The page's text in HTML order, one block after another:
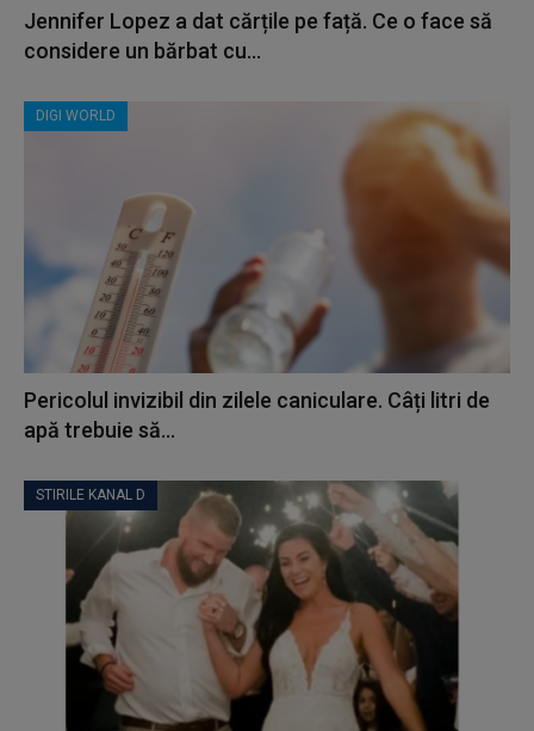
Jennifer Lopez a dat cărțile pe față. Ce o face să
considere un bărbat cu...
DIGI WORLD
Pericolul invizibil din zilele caniculare. Câți litri de
apă trebuie să...
STIRILE KANAL D